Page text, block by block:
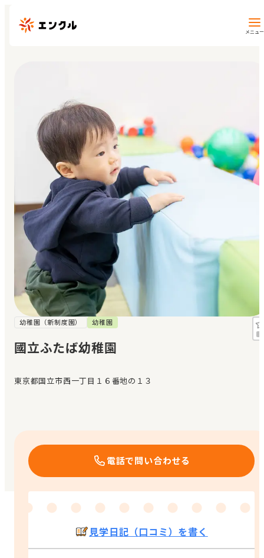
メニュー
地図から探す
地域から探す
マイページ
閲覧履歴
お気に入り
見学日記
メッセージ
おすすめの園
エンクルの特徴と活用方法
幼稚園（新制度園） 幼稚園
國立ふたば幼稚園
東京都国立市西一丁目１６番地の１３
電話で問い合わせる
見学日記（口コミ）を書く